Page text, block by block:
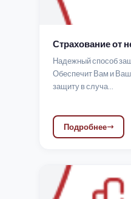
Страхование от
Надежный способ
Обеспечит Вам и
защиту в случа...
Подробнее